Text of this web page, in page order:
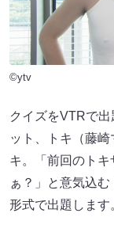
©ytv
クイズをVTRで
ット、トキ（藤
キ。「前回のト
ぁ？」と意気込
形式で出題します